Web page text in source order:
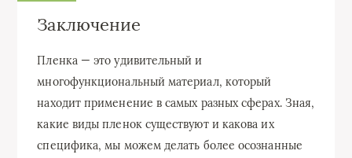
Заключение
Пленка — это удивительный и
многофункциональный материал, который
находит применение в самых разных сферах. Зная,
какие виды пленок существуют и какова их
специфика, мы можем делать более осознанные